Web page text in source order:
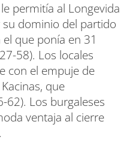
permitía al Longevida
su dominio del partido
que ponía en 31
58). Los locales
con el empuje de
que
62). Los burgaleses
ventaja al cierre